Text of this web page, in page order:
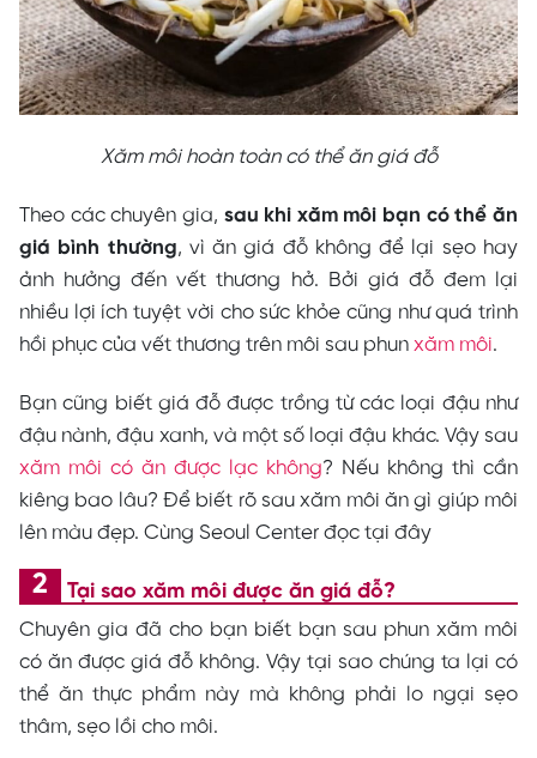
Xăm môi hoàn toàn có thể ăn giá đỗ
Theo các chuyên gia, sau khi xăm môi bạn có thể ăn
giá bình thường, vì ăn giá đỗ không để lại sẹo hay
ảnh hưởng đến vết thương hở. Bởi giá đỗ đem lại
nhiều lợi ích tuyệt vời cho sức khỏe cũng như quá trình
hồi phục của vết thương trên môi sau phun xăm môi.
Bạn cũng biết giá đỗ được trồng từ các loại đậu như
đậu nành, đậu xanh, và một số loại đậu khác. Vậy sau
xăm môi có ăn được lạc không? Nếu không thì cần
kiêng bao lâu? Để biết rõ sau xăm môi ăn gì giúp môi
lên màu đẹp. Cùng Seoul Center đọc tại đây
Tại sao xăm môi được ăn giá đỗ?
Chuyên gia đã cho bạn biết bạn sau phun xăm môi
có ăn được giá đỗ không. Vậy tại sao chúng ta lại có
thể ăn thực phẩm này mà không phải lo ngại sẹo
thâm, sẹo lồi cho môi.